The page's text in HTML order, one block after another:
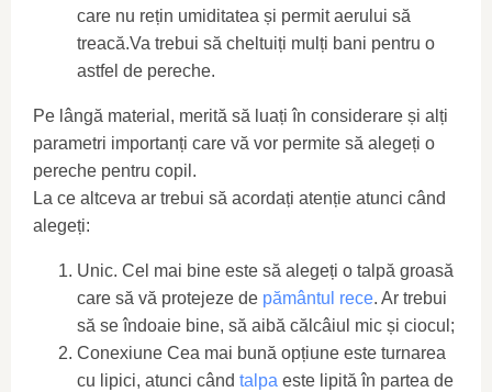
care nu rețin umiditatea și permit aerului să
treacă.Va trebui să cheltuiți mulți bani pentru o
astfel de pereche.
Pe lângă material, merită să luați în considerare și alți
parametri importanți care vă vor permite să alegeți o
pereche pentru copil.
La ce altceva ar trebui să acordați atenție atunci când
alegeți:
Unic. Cel mai bine este să alegeți o talpă groasă
care să vă protejeze de pământul rece. Ar trebui
să se îndoaie bine, să aibă călcâiul mic și ciocul;
Conexiune Cea mai bună opțiune este turnarea
cu lipici, atunci când talpa este lipită în partea de